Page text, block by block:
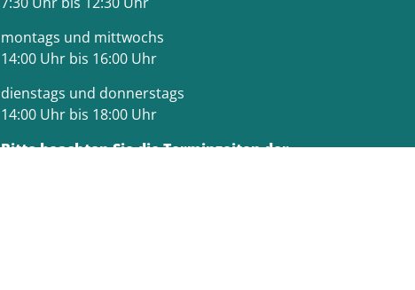
montags und mittwochs
14:00 Uhr bis 16:00 Uhr
dienstags und donnerstags
14:00 Uhr bis 18:00 Uhr
Bitte beachten Sie die Terminzeiten der